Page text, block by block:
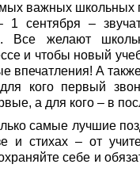
важных школьных
1 сентября –
Все желают
и чтобы новый
впечатления! А
кого первый
а для кого – в
самые лучшие
и стихах – от
себе и